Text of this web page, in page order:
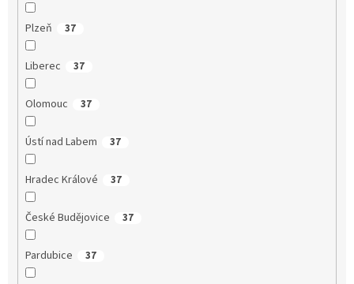
Plzeň 37
Liberec 37
Olomouc 37
Ústí nad Labem 37
Hradec Králové 37
České Budějovice 37
Pardubice 37